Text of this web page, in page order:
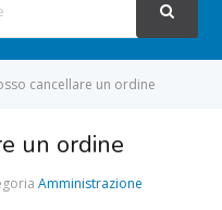
cancellare un ordine
un ordine
Amministrazione